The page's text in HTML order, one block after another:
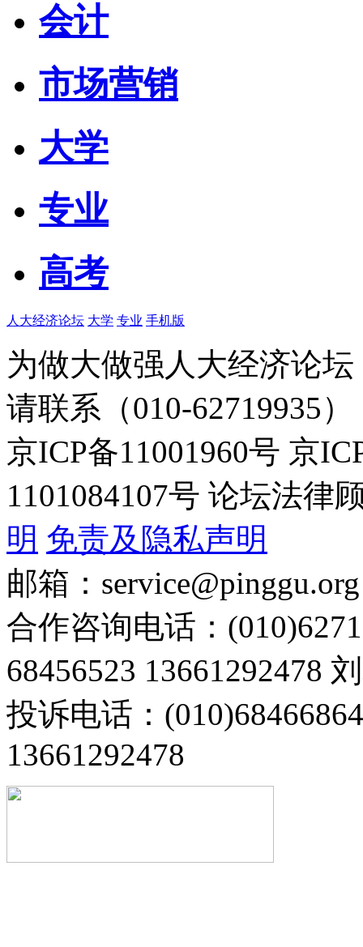
会计
市场营销
大学
专业
高考
人大经济论坛 大学 专业 手机版
为做大做强人大经济论
请联系（010-62719935）
京ICP备11001960号 京
1101084107号 论坛法律
明 免责及隐私声明
邮箱：service@pinggu.org
合作咨询电话：
68456523 13661292478
投诉电话：
13661292478